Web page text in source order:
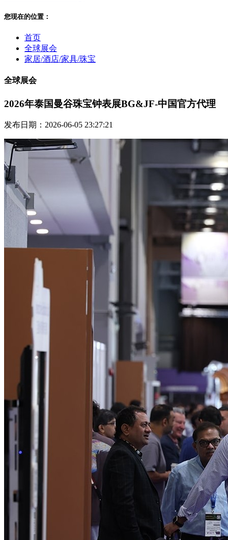
您现在的位置：
首页
全球展会
家居/酒店/家具/珠宝
全球展会
2026年泰国曼谷珠宝钟表展BG&JF-中国官方代理
发布日期：2026-06-05 23:27:21